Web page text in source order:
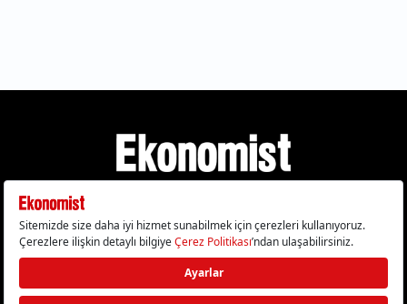
Gizlilik Politikası Çerez Politikası Çerezleri Sıfırla
KVKK Metni Künye İletişim